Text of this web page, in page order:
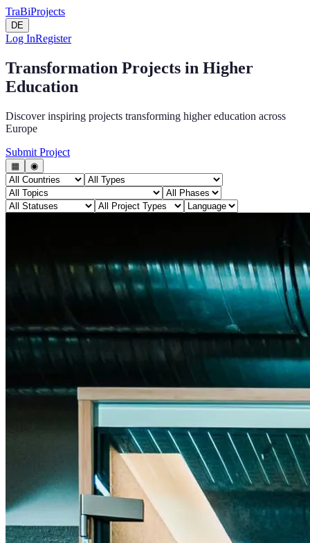
TraBiProjects
DE
Log InRegister
Transformation Projects in Higher
Education
Discover inspiring projects transforming higher education across
Europe
Submit Project
▦ ◉